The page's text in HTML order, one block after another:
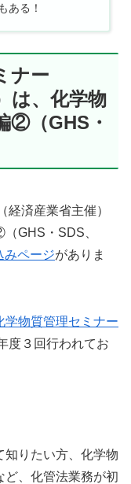
ある！
ナー
は、化学物
②（GHS・
済産業省主催）
GHS・SDS、
みページがありま
学物質管理セミナー
度３回行われてお
りたい方、化学物
ど、化管法業務が初